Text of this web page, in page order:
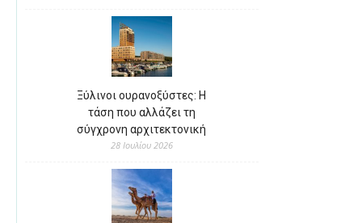
Ξύλινοι ουρανοξύστες: Η
τάση που αλλάζει τη
σύγχρονη αρχιτεκτονική
28 Ιουλίου 2026